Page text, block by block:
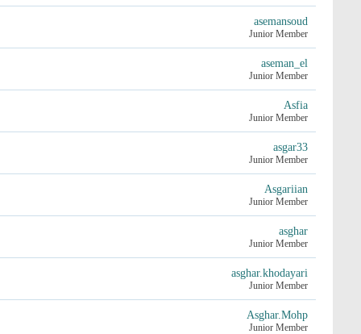
asemansoud
Junior Member
aseman_el
Junior Member
Asfia
Junior Member
asgar33
Junior Member
Asgariian
Junior Member
asghar
Junior Member
asghar.khodayari
Junior Member
Asghar.Mohp
Junior Member